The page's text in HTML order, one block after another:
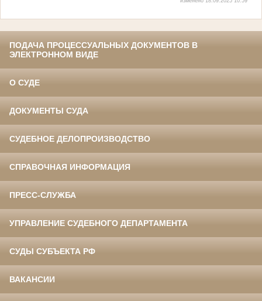
ПОДАЧА ПРОЦЕССУАЛЬНЫХ ДОКУМЕНТОВ В
ЭЛЕКТРОННОМ ВИДЕ
О СУДЕ
ДОКУМЕНТЫ СУДА
СУДЕБНОЕ ДЕЛОПРОИЗВОДСТВО
СПРАВОЧНАЯ ИНФОРМАЦИЯ
ПРЕСС-СЛУЖБА
УПРАВЛЕНИЕ СУДЕБНОГО ДЕПАРТАМЕНТА
СУДЫ СУБЪЕКТА РФ
ВАКАНСИИ